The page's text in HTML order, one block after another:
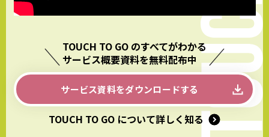
TOUCH TO GO のすべてがわかる
サービス概要資料を無料配布中
サービス資料をダウンロードする
TOUCH TO GO について詳しく知る